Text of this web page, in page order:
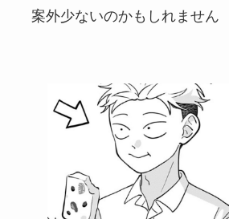
案外少ないのかもしれません